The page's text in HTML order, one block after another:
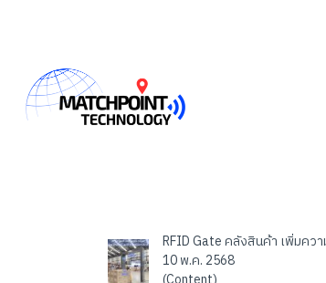
RFID Gate คลังสินค้า เพิ่มคว
10 พ.ค. 2568